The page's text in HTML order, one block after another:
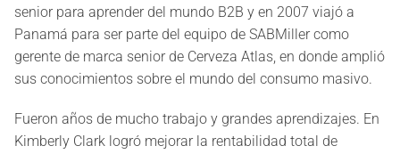
senior para aprender del mundo B2B y en 2007 viajó a
Panamá para ser parte del equipo de SABMiller como
gerente de marca senior de Cerveza Atlas, en donde amplió
sus conocimientos sobre el mundo del consumo masivo.
Fueron años de mucho trabajo y grandes aprendizajes. En
Kimberly Clark logró mejorar la rentabilidad total de